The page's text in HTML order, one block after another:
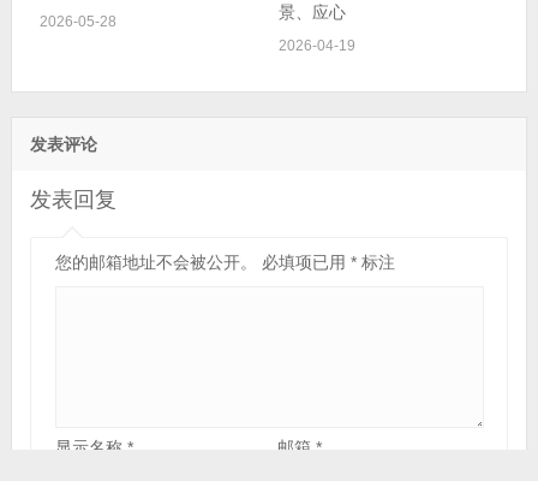
2026-05-28
景、应心
2026-04-19
发表评论
发表回复
您的邮箱地址不会被公开。 必填项已用 *标注
显示名称 * 邮箱*